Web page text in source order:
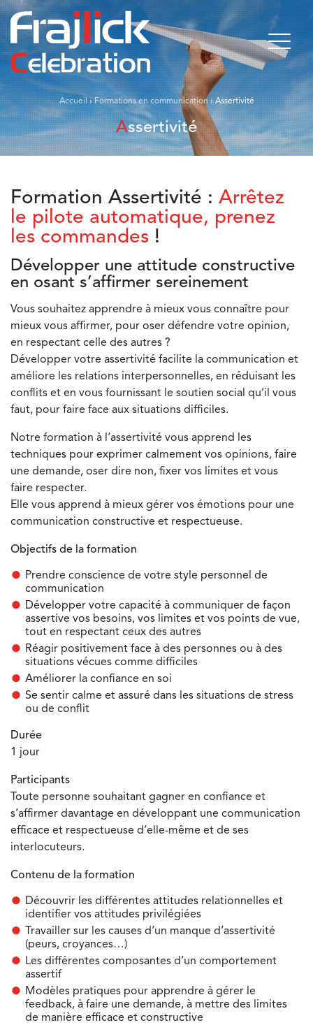
Accueil›Formations en communication›Assertivité
Assertivité
Formation Assertivité : Arrêtez
le pilote automatique, prenez
les commandes !
Développer une attitude constructive
en osant s’affirmer sereinement
Vous souhaitez apprendre à mieux vous connaître pour
mieux vous affirmer, pour oser défendre votre opinion,
en respectant celle des autres ?
Développer votre assertivité facilite la communication et
améliore les relations interpersonnelles, en réduisant les
conflits et en vous fournissant le soutien social qu’il vous
faut, pour faire face aux situations difficiles.
Notre formation à l’assertivité vous apprend les
techniques pour exprimer calmement vos opinions, faire
une demande, oser dire non, fixer vos limites et vous
faire respecter.
Elle vous apprend à mieux gérer vos émotions pour une
communication constructive et respectueuse.
Objectifs de la formation
Prendre conscience de votre style personnel de
communication
Développer votre capacité à communiquer de façon
assertive vos besoins, vos limites et vos points de vue,
tout en respectant ceux des autres
Réagir positivement face à des personnes ou à des
situations vécues comme difficiles
Améliorer la confiance en soi
Se sentir calme et assuré dans les situations de stress
ou de conflit
Durée
1 jour
Participants
Toute personne souhaitant gagner en confiance et
s’affirmer davantage en développant une communication
efficace et respectueuse d’elle-même et de ses
interlocuteurs.
Contenu de la formation
Découvrir les différentes attitudes relationnelles et
identifier vos attitudes privilégiées
Travailler sur les causes d’un manque d’assertivité
(peurs, croyances…)
Les différentes composantes d’un comportement
assertif
Modèles pratiques pour apprendre à gérer le
feedback, à faire une demande, à mettre des limites
de manière efficace et constructive